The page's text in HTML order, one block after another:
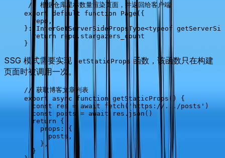
// 根据仓库星标数量渲染页面，并返回给客户端
export default function Page ({
  repo
,
} : InferGetServerSidePropsType<typeof
  return
repo . stargazers_count
}
SSG 模式需要实现 getStaticProps 函数，该函数只在构建
页面时被调用一次。
// 获取博客文章列表
export async function getStaticProps () {
  const
res = await fetch ( 'https://.../posts' )
  const
posts = await res . json ()
  return
{
    props
: {
      posts
,
    },
  }